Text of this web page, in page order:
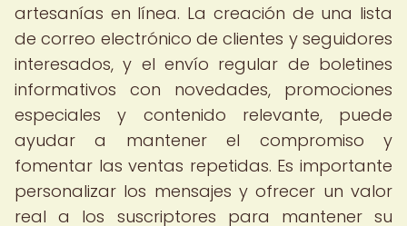
artesanías en línea. La creación de una lista
de correo electrónico de clientes y seguidores
interesados, y el envío regular de boletines
informativos con novedades, promociones
especiales y contenido relevante, puede
ayudar a mantener el compromiso y
fomentar las ventas repetidas. Es importante
personalizar los mensajes y ofrecer un valor
real a los suscriptores para mantener su